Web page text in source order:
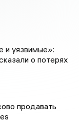
и уязвимые»:
о потерях
продавать